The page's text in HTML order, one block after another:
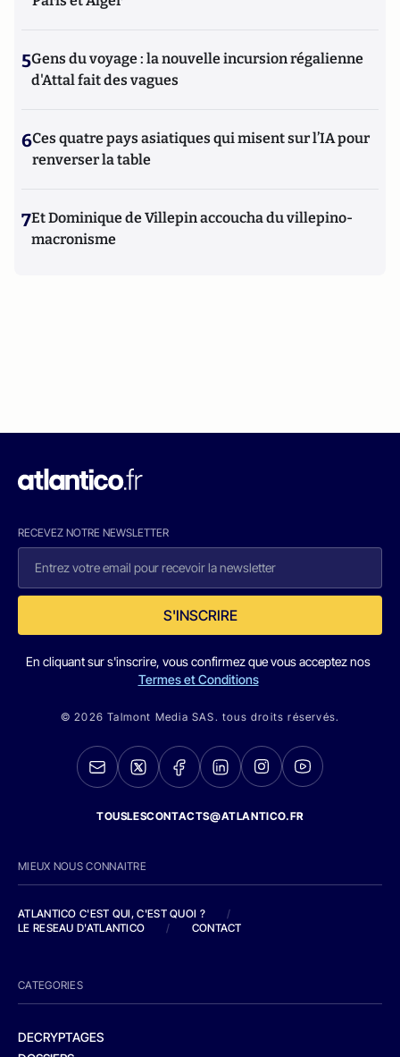
5Gens du voyage : la nouvelle incursion régalienne
d'Attal fait des vagues
6Ces quatre pays asiatiques qui misent sur l’IA pour
renverser la table
7Et Dominique de Villepin accoucha du villepino-
macronisme
RECEVEZ NOTRE NEWSLETTER
S'INSCRIRE
En cliquant sur s'inscrire, vous confirmez que vous acceptez nos
Termes et Conditions
© 2026 Talmont Media SAS. tous droits réservés.
TOUSLESCONTACTS@ATLANTICO.FR
MIEUX NOUS CONNAITRE
ATLANTICO C'EST QUI, C'EST QUOI ?
/
LE RESEAU D'ATLANTICO
/ CONTACT
CATEGORIES
DECRYPTAGES